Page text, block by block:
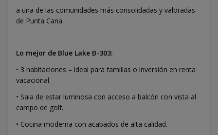
a una de las comunidades más consolidadas y valoradas
de Punta Cana.
Lo mejor de Blue Lake B-303:
• 3 habitaciones – ideal para familias o inversión en renta
vacacional.
• Sala de estar luminosa con acceso a balcón con vista al
campo de golf.
• Cocina moderna con acabados de alta calidad.